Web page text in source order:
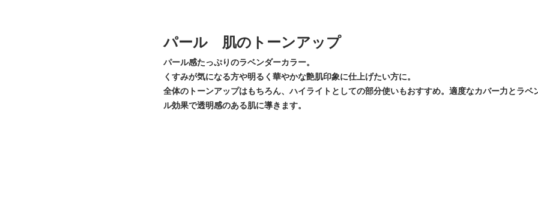
パール 肌のトーンアップ
パール感たっぷりのラベンダーカラー。
くすみが気になる方や明るく華やかな艶肌印象に仕上げたい方に。
全体のトーンアップはもちろん、ハイライトとしての部分使いもおすすめ。適度なカバー力とラベ
ル効果で透明感のある肌に導きます。